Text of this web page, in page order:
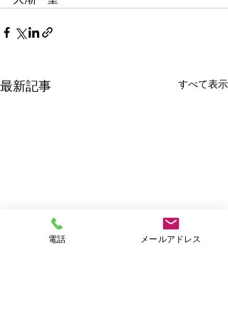
最新記事 すべて表示
電話 メールアドレス